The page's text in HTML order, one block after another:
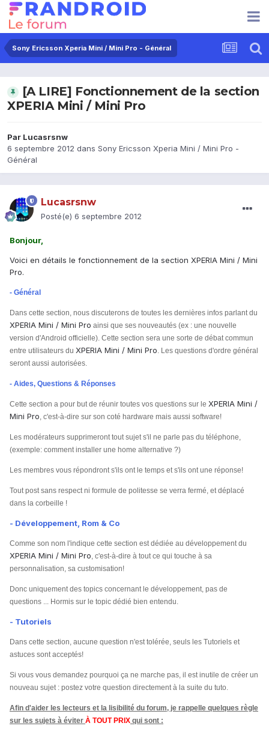
Sony Ericsson Xperia Mini / Mini Pro - Général
[A LIRE] Fonctionnement de la section
XPERIA Mini / Mini Pro
Par Lucasrsnw
6 septembre 2012 dans Sony Ericsson Xperia Mini / Mini Pro -
Général
Lucasrsnw
Posté(e) 6 septembre 2012
Bonjour,
Voici en détails le fonctionnement de la section XPERIA Mini / Mini
Pro.
- Général
Dans cette section, nous discuterons de toutes les dernières infos parlant du
XPERIA Mini / Mini Pro ainsi que ses nouveautés (ex : une nouvelle
version d'Android officielle). Cette section sera une sorte de débat commun
entre utilisateurs du XPERIA Mini / Mini Pro. Les questions d'ordre général
seront aussi autorisées.
- Aides, Questions & Réponses
Cette section a pour but de réunir toutes vos questions sur le XPERIA Mini /
Mini Pro, c'est-à-dire sur son coté hardware mais aussi software!
Les modérateurs supprimeront tout sujet s'il ne parle pas du téléphone,
(exemple: comment installer une home alternative ?)
Les membres vous répondront s'ils ont le temps et s'ils ont une réponse!
Tout post sans respect ni formule de politesse se verra fermé, et déplacé
dans la corbeille !
- Développement, Rom & Co
Comme son nom l'indique cette section est dédiée au développement du
XPERIA Mini / Mini Pro, c'est-à-dire à tout ce qui touche à sa
personnalisation, sa customisation!
Donc uniquement des topics concernant le développement, pas de
questions ... Hormis sur le topic dédié bien entendu.
- Tutoriels
Dans cette section, aucune question n'est tolérée, seuls les Tutoriels et
astuces sont acceptés!
Si vous vous demandez pourquoi ça ne marche pas, il est inutile de créer un
nouveau sujet : postez votre question directement à la suite du tuto.
Afin d'aider les lecteurs et la lisibilité du forum, je rappelle quelques règle
sur les sujets à éviter À TOUT PRIX qui sont :